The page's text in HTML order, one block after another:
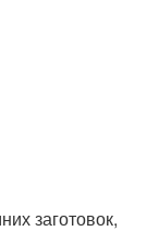
заготовок,